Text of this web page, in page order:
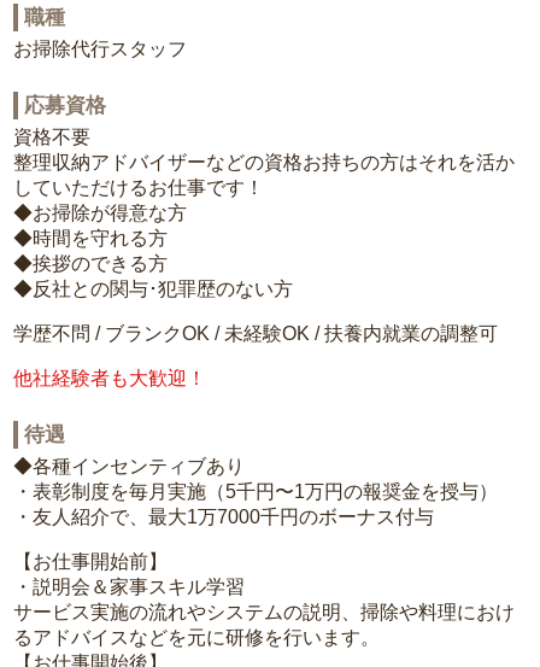
職種
お掃除代行スタッフ
応募資格
資格不要
整理収納アドバイザーなどの資格お持ちの方はそれを活か
していただけるお仕事です！
◆お掃除が得意な方
◆時間を守れる方
◆挨拶のできる方
◆反社との関与･犯罪歴のない方
学歴不問 / ブランクOK / 未経験OK / 扶養内就業の調整可
他社経験者も大歓迎！
待遇
◆各種インセンティブあり
・表彰制度を毎月実施（5千円〜1万円の報奨金を授与）
・友人紹介で、最大1万7000千円のボーナス付与
【お仕事開始前】
・説明会＆家事スキル学習
サービス実施の流れやシステムの説明、掃除や料理におけ
るアドバイスなどを元に研修を行います。